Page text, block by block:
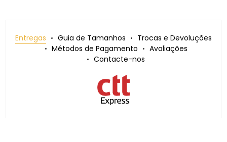
Entregas Guia de Tamanhos
Trocas e Devoluções
Métodos de Pagamento
Avaliações
Contacte-nos